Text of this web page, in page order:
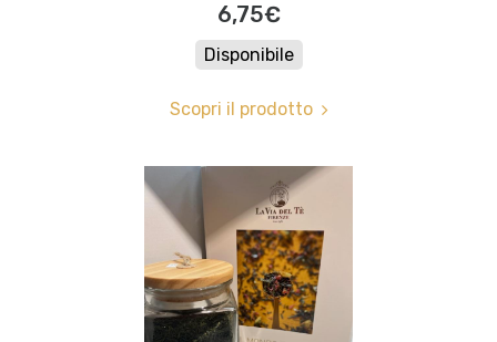
6,75€
Disponibile
Scopri il prodotto